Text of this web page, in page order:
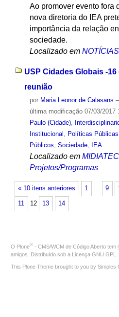
Ao promover evento fora
nova diretoria do IEA
importância da relação
sociedade.
Localizado em NOTÍCIAS
USP Cidades Globais -
reunião
por Maria Leonor de Calasans
última modificação07/03/2017
Paulo (Cidade),
Institucional , Políticas Públicas
Públicos, Sociedade, IEA
Localizado em
Projetos/Programas
« 10 itens anteriores 1 … 9
11 12 13 14
O Plone® - CMS/WCM de Código Aberto tem
amigos. Distribuído sob a Licença GNU GPL
This Plone Theme brought to you by Simples